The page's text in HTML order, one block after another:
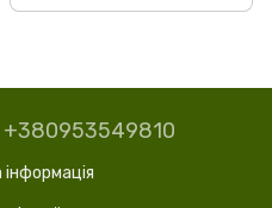
+380953549810